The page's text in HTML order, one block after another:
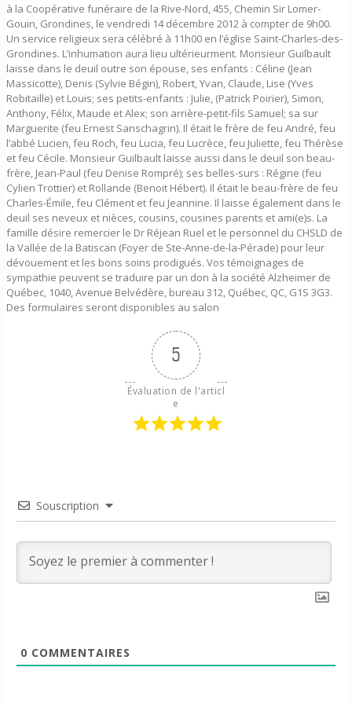
à la Coopérative funéraire de la Rive-Nord, 455, Chemin Sir Lomer-
Gouin, Grondines, le vendredi 14 décembre 2012 à compter de 9h00.
Un service religieux sera célébré à 11h00 en l’église Saint-Charles-des-
Grondines. L’inhumation aura lieu ultérieurment. Monsieur Guilbault
laisse dans le deuil outre son épouse, ses enfants : Céline (Jean
Massicotte), Denis (Sylvie Bégin), Robert, Yvan, Claude, Lise (Yves
Robitaille) et Louis; ses petits-enfants : Julie, (Patrick Poirier), Simon,
Anthony, Félix, Maude et Alex; son arrière-petit-fils Samuel; sa sur
Marguerite (feu Ernest Sanschagrin). Il était le frère de feu André, feu
l’abbé Lucien, feu Roch, feu Lucia, feu Lucrèce, feu Juliette, feu Thérèse
et feu Cécile. Monsieur Guilbault laisse aussi dans le deuil son beau-
frère, Jean-Paul (feu Denise Rompré); ses belles-surs : Régine (feu
Cylien Trottier) et Rollande (Benoit Hébert). Il était le beau-frère de feu
Charles-Émile, feu Clément et feu Jeannine. Il laisse également dans le
deuil ses neveux et nièces, cousins, cousines parents et ami(e)s. La
famille désire remercier le Dr Réjean Ruel et le personnel du CHSLD de
la Vallée de la Batiscan (Foyer de Ste-Anne-de-la-Pérade) pour leur
dévouement et les bons soins prodigués. Vos témoignages de
sympathie peuvent se traduire par un don à la société Alzheimer de
Québec, 1040, Avenue Belvédère, bureau 312, Québec, QC, G1S 3G3.
Des formulaires seront disponibles au salon
5
Évaluation de l'articl
e
Souscription
0 COMMENTAIRES